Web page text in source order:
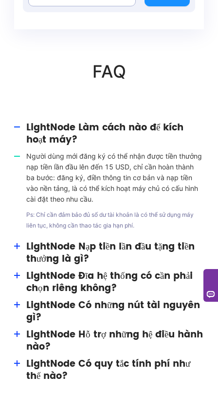
FAQ
LightNode Làm cách nào để kích
hoạt máy?
Người dùng mới đăng ký có thể nhận được tiền thưởng
nạp tiền lần đầu lên đến 15 USD, chỉ cần hoàn thành
ba bước: đăng ký, điền thông tin cơ bản và nạp tiền
vào nền tảng, là có thể kích hoạt máy chủ có cấu hình
cài đặt theo nhu cầu.
Ps: Chỉ cần đảm bảo đủ số dư tài khoản là có thể sử dụng máy
liên tục, không cần thao tác gia hạn phí.
LightNode Nạp tiền lần đầu tặng tiền
thưởng là gì?
Tiền thưởng nạp tiền đầu là phúc lợi ích do LightNode
cung cấp cho người dùng, người dùng có thể nhận
có thể dùng để chi trả cho tài nguyên.
LightNode Đĩa hệ thống có cần phải
chọn riêng không?
Không cần phải chọn riêng, mỗi máy chủ VPS,
LightNode đều trang bị cho bạn một đĩa hệ thống 50G.
LightNode Có những nút tài nguyên
gì?
LightNode bao gồm các nút ở Thung lũng Silicon của
Mỹ, Washington của Mỹ, Frankfurt của Đức, Thổ Nhĩ
nhất, Thái Lan, Campuchia, Hà Nội Việt Nam, Thành
phố Hồ Chí Minh Việt Nam, Hồng Kông Trung Quốc, Đài
LightNode Hỗ trợ những hệ điều hành
nào?
Hình ảnh phản chiếu của hệ thống hỗ trợ nhiều phiên
bản hệ điều hành Windows và các hệ thống Linux khác
LightNode Có quy tắc tính phí như
thế nào?